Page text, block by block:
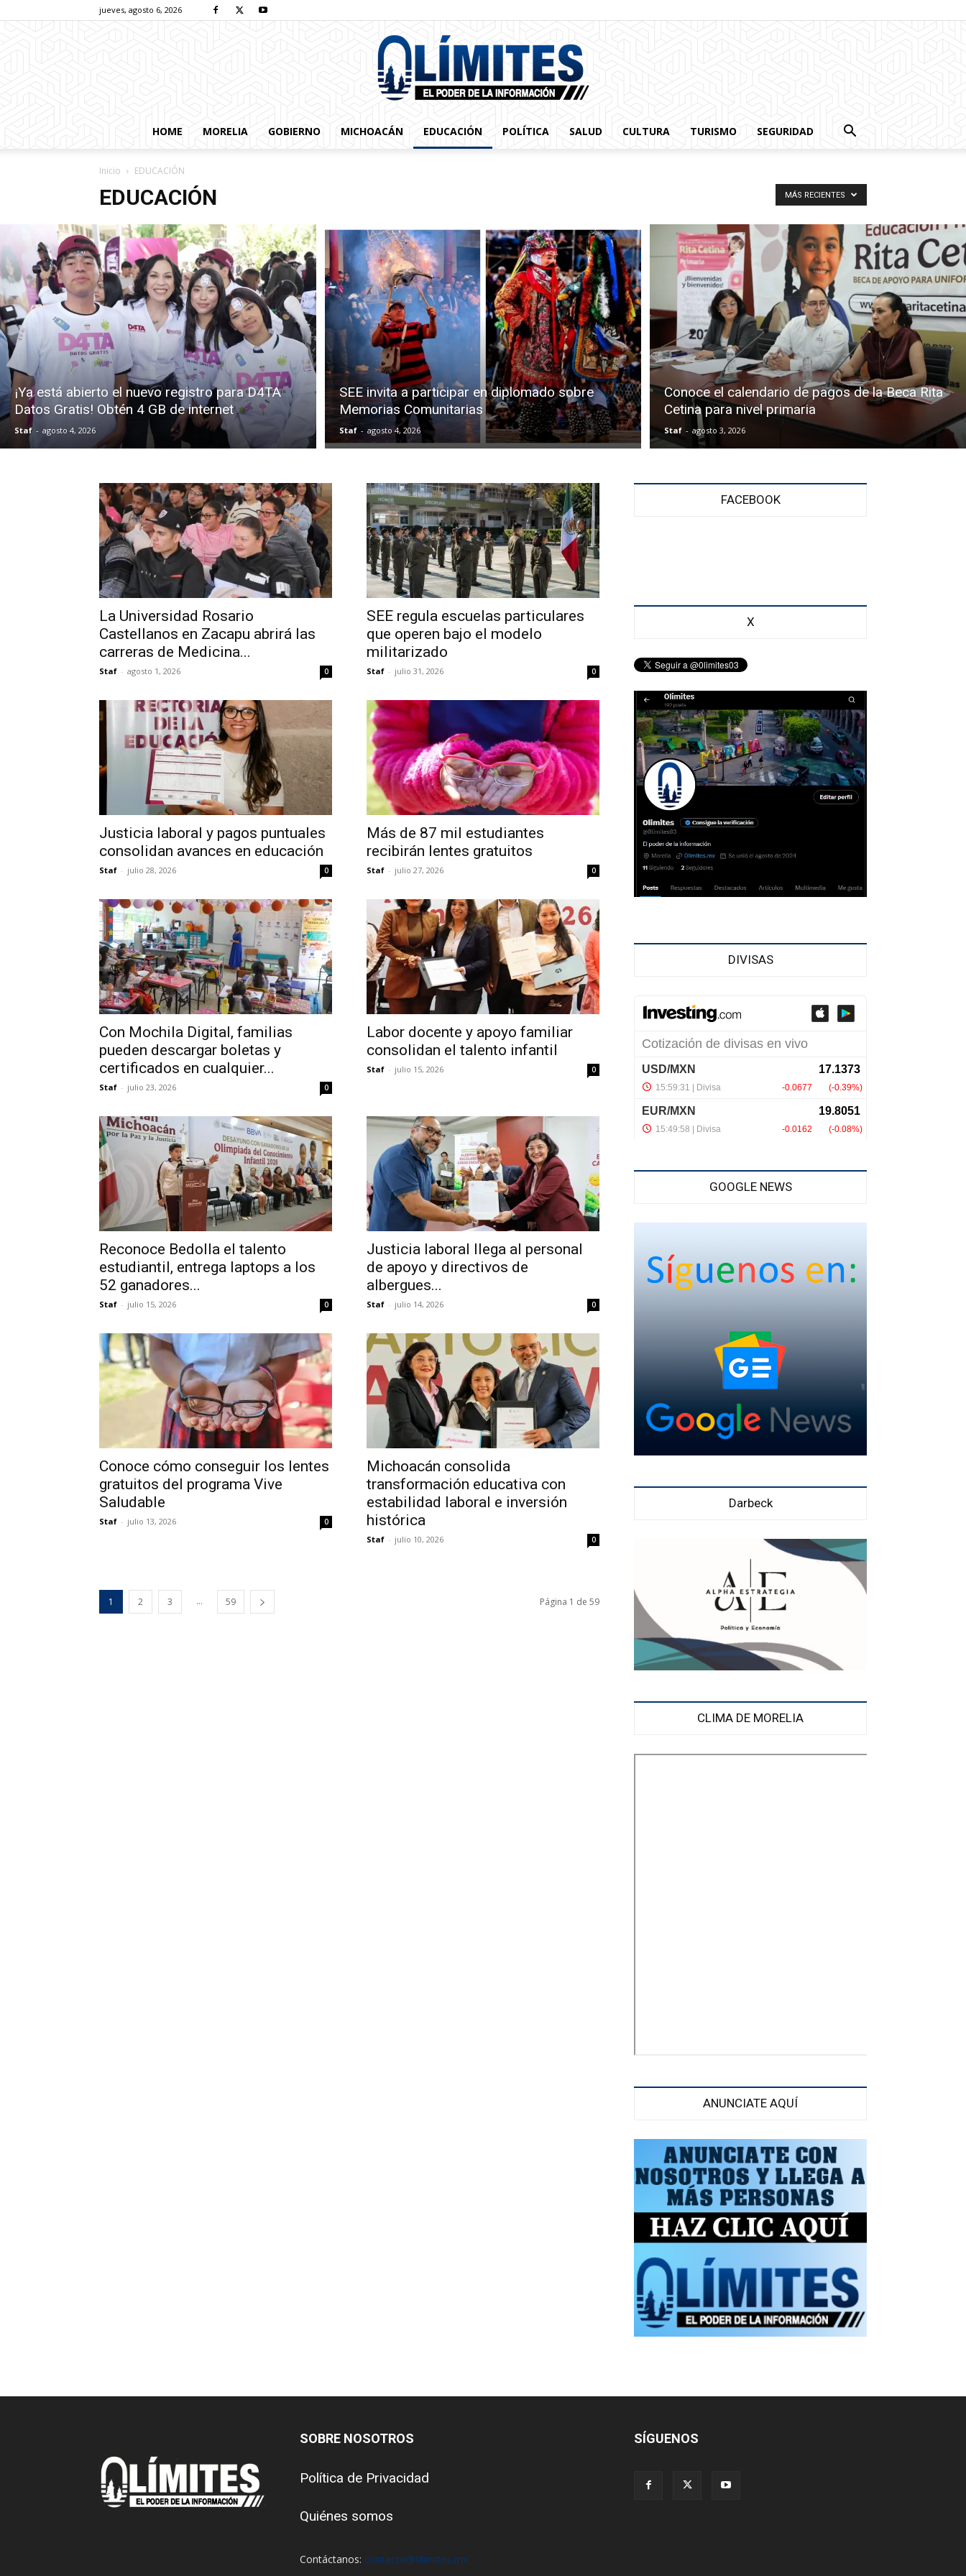
jueves, agosto 6, 2026
HOME MORELIA GOBIERNO MICHOACÁN EDUCACIÓN POLÍTICA SALUD CULTURA TURISMO SEGURIDAD
Inicio EDUCACIÓN
EDUCACIÓN MÁS RECIENTES
¡Ya está abierto el nuevo registro para D4TA
Datos Gratis! Obtén 4 GB de internet
Staf - agosto 4, 2026
SEE invita a participar en diplomado sobre
Memorias Comunitarias
Staf - agosto 4, 2026
Conoce el calendario de pagos de la Beca Rita
Cetina para nivel primaria
Staf - agosto 3, 2026
La Universidad Rosario
Castellanos en Zacapu abrirá las
carreras de Medicina...
Staf - agosto 1, 2026 0
SEE regula escuelas particulares
que operen bajo el modelo
militarizado
Staf - julio 31, 2026 0
Justicia laboral y pagos puntuales
consolidan avances en educación
Staf - julio 28, 2026 0
Más de 87 mil estudiantes
recibirán lentes gratuitos
Staf - julio 27, 2026 0
Con Mochila Digital, familias
pueden descargar boletas y
certificados en cualquier...
Staf - julio 23, 2026 0
Labor docente y apoyo familiar
consolidan el talento infantil
Staf - julio 15, 2026 0
Reconoce Bedolla el talento
estudiantil, entrega laptops a los
52 ganadores...
Staf - julio 15, 2026 0
Justicia laboral llega al personal
de apoyo y directivos de
albergues...
Staf - julio 14, 2026 0
Conoce cómo conseguir los lentes
gratuitos del programa Vive
Saludable
Staf - julio 13, 2026 0
Michoacán consolida
transformación educativa con
estabilidad laboral e inversión
histórica
Staf - julio 10, 2026 0
1 2 3 ... 59 Página 1 de 59
FACEBOOK
X
DIVISAS
GOOGLE NEWS
Darbeck
CLIMA DE MORELIA
ANUNCIATE AQUÍ
SOBRE NOSOTROS
Política de Privacidad
Quiénes somos
Contáctanos: contacto@0limites.mx
SÍGUENOS